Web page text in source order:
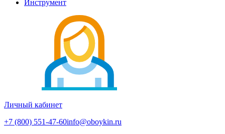
Инструмент
Личный кабинет
+7 (800) 551-47-60info@oboykin.ru